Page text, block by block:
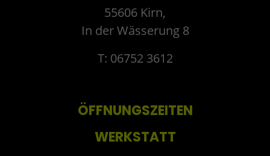
55606 Kirn,
In der Wässerung 8
T: 06752 3612
ÖFFNUNGSZEITEN
WERKSTATT